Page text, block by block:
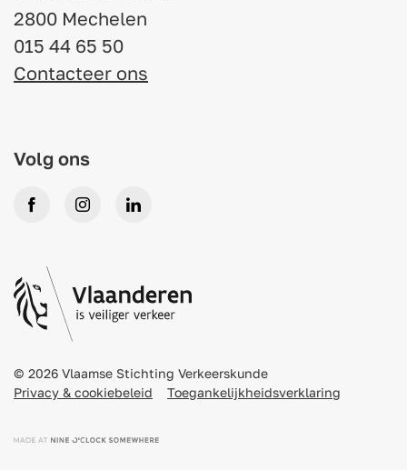
2800 Mechelen
015 44 65 50
Contacteer ons
Volg ons
FacebookInstagramLinkedIn
© 2026 Vlaamse Stichting Verkeerskunde
Privacy & cookiebeleid
Toegankelijkheidsverklaring